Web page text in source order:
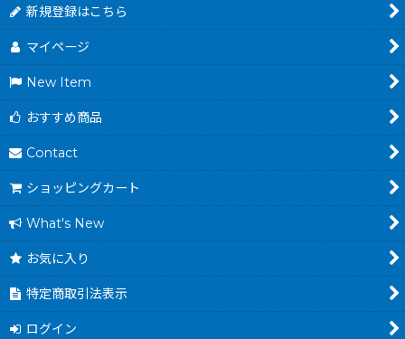
新規登録はこちら
マイページ
New Item
おすすめ商品
Contact
ショッピングカート
What's New
お気に入り
特定商取引法表示
ログイン